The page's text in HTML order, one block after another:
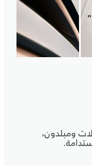
ومبلدون،